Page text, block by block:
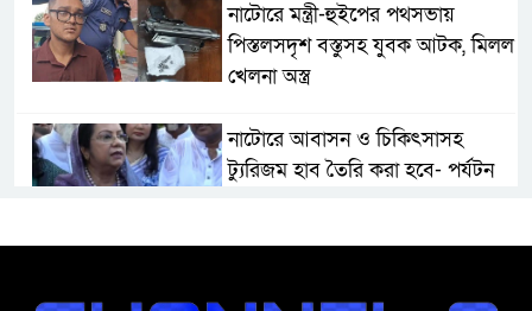
নাটোরে মন্ত্রী-হুইপের পথসভায়
পিস্তলসদৃশ বস্তুসহ যুবক আটক, মিলল
খেলনা অস্ত্র
নাটোরে আবাসন ও চিকিৎসাসহ
ট্যুরিজম হাব তৈরি করা হবে- পর্যটন
ধ্বংস, ইউপি চেয়ারম্যানের উপস্থিতিতে